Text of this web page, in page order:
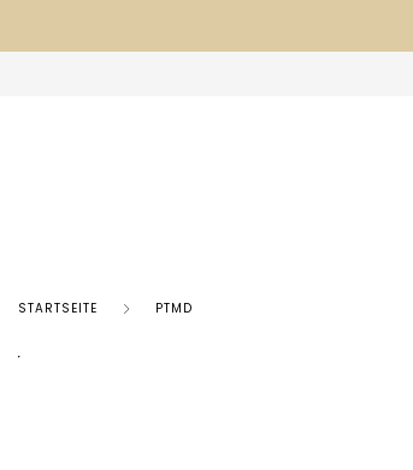
STARTSEITE PTMD